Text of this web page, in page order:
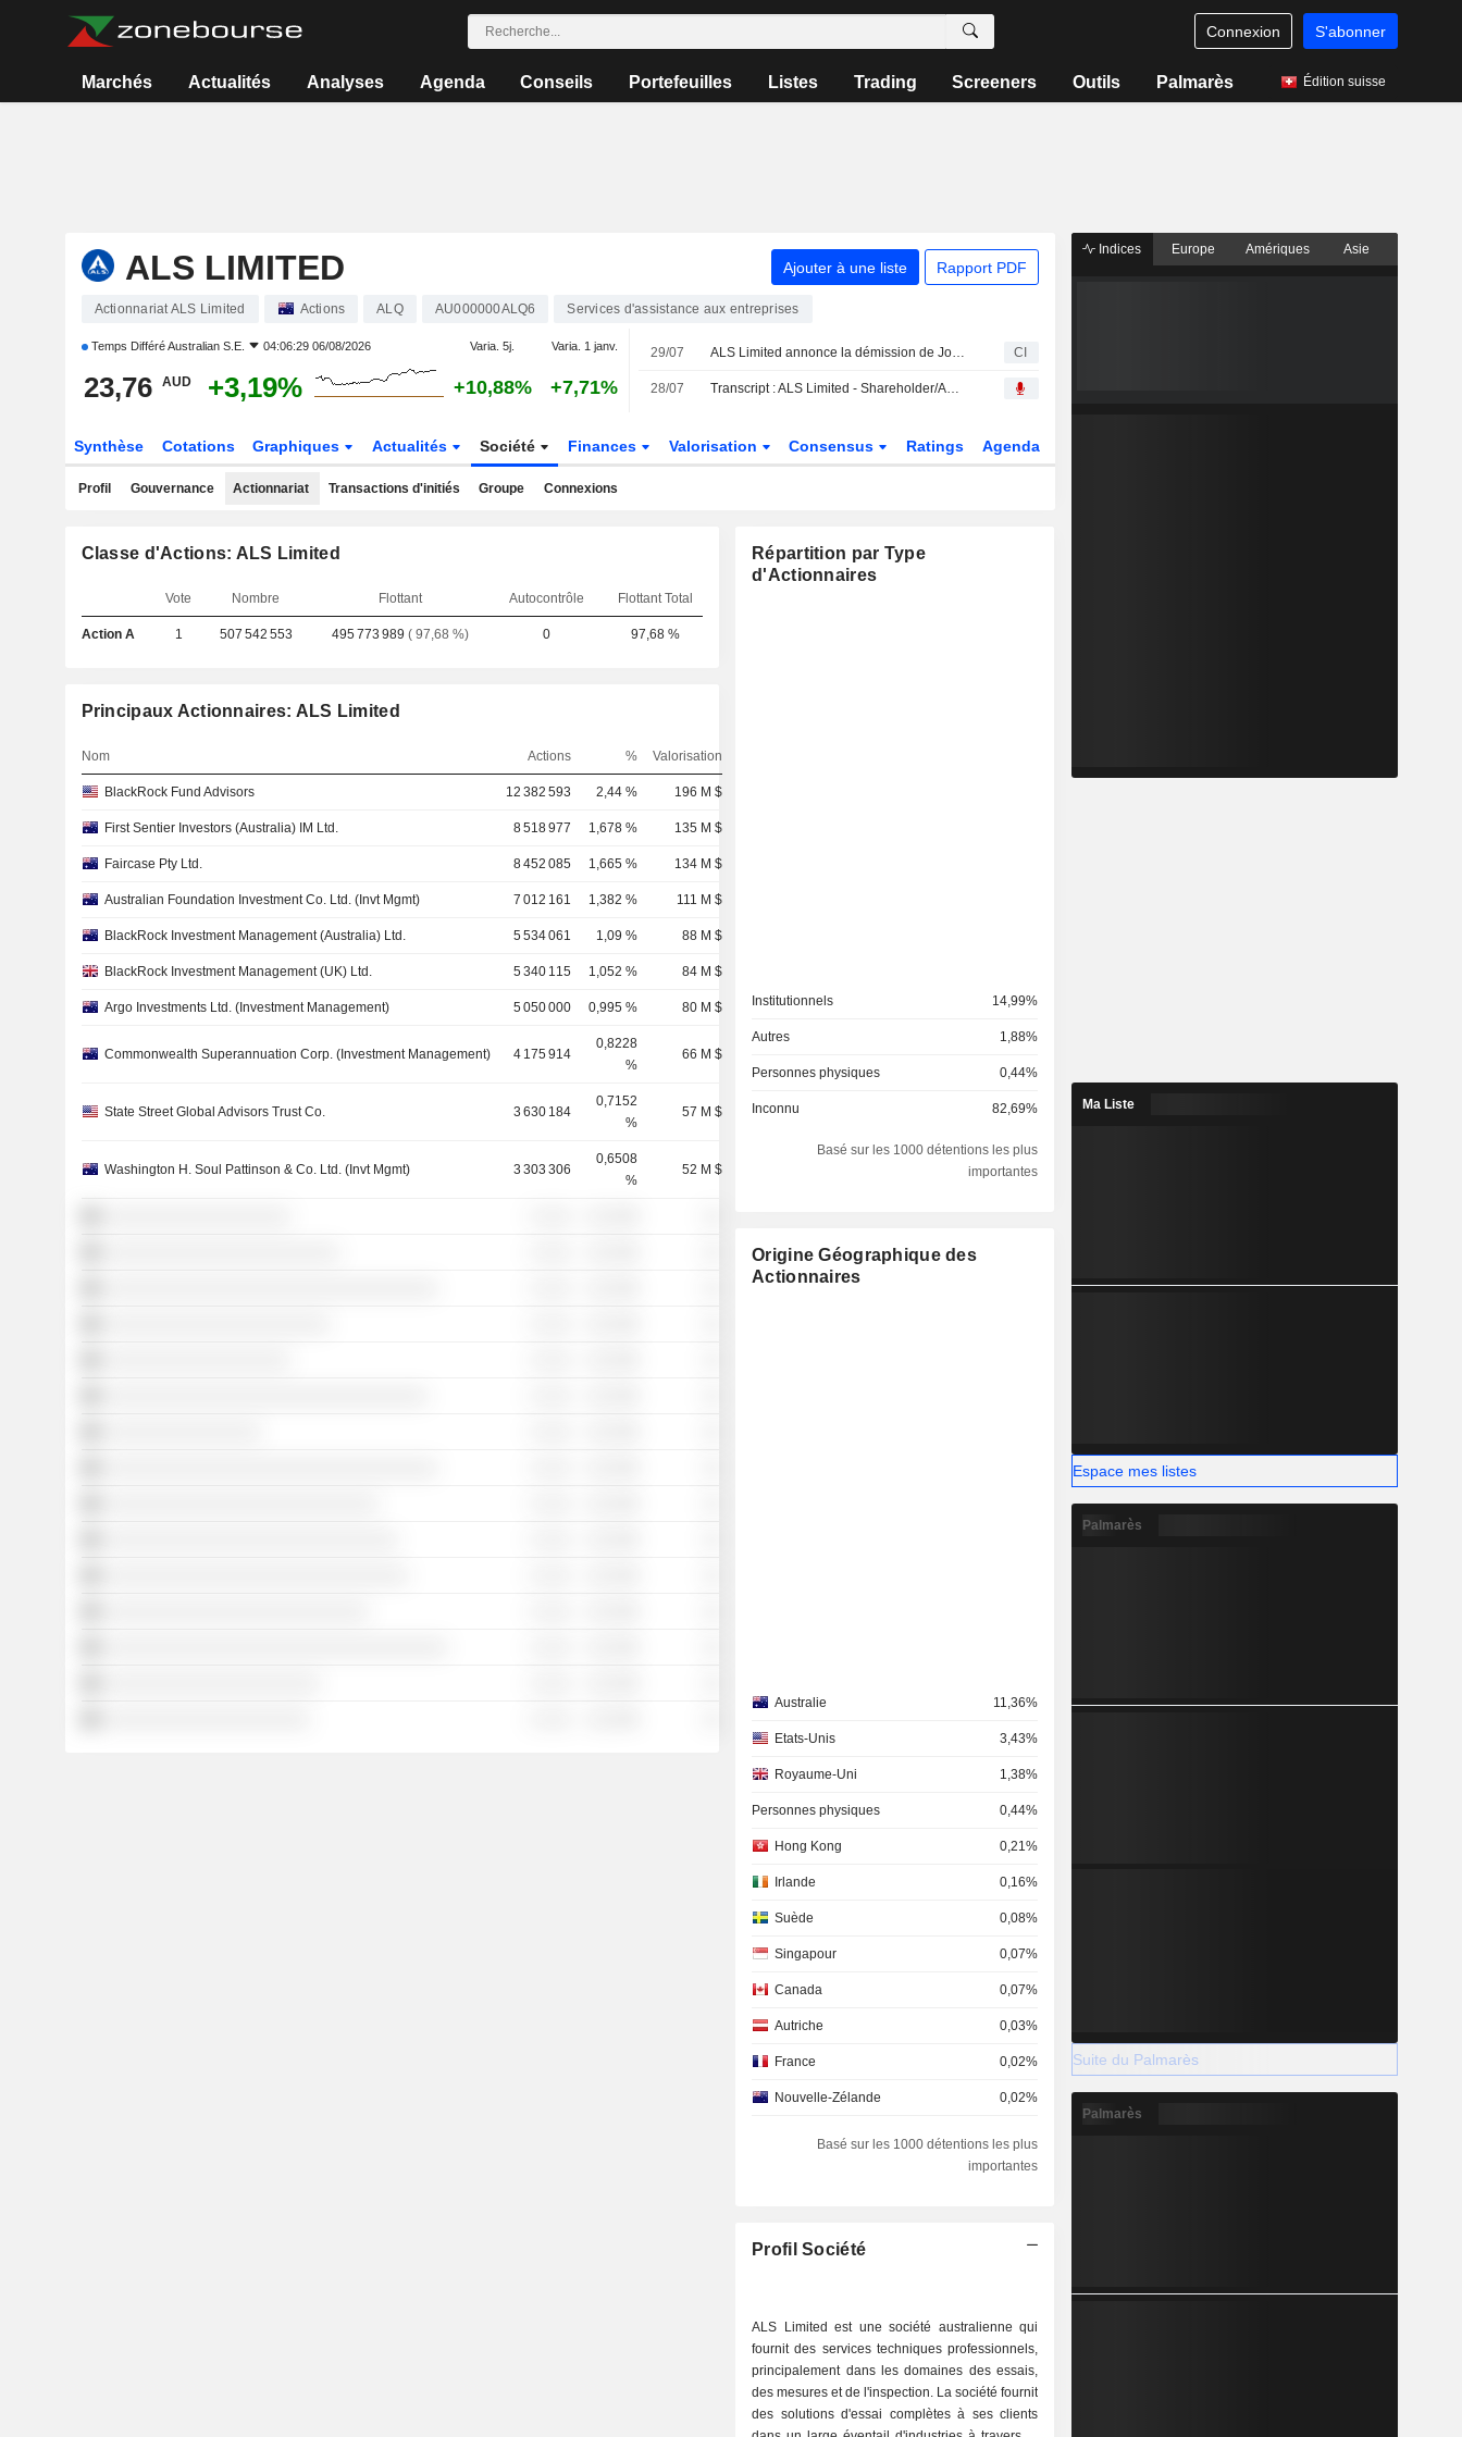
Connexion S'abonner
Marchés Actualités Analyses Agenda Conseils Portefeuilles Listes Trading Screeners Outils Palmarès Édition suisse
ALS LIMITED Ajouter à une liste Rapport PDF
Actionnariat ALS Limited Actions ALQ AU000000ALQ6 Services d'assistance aux entreprises
Temps DifféréAustralian S.E. 04:06:29 06/08/2026 Varia. 5j. Varia. 1 janv.
23,76 AUD +3,19% +10,88% +7,71%
29/07 ALS Limited annonce la démission de John Mulcahy, administrateur non exécutif de la société, avec effet au 28 juillet 2026 CI
28/07 Transcript : ALS Limited - Shareholder/Analyst Call
Synthèse Cotations Graphiques Actualités Société Finances Valorisation Consensus Ratings Agenda
Profil Gouvernance Actionnariat Transactions d'initiés Groupe Connexions
Classe d'Actions: ALS Limited
Vote Nombre Flottant Autocontrôle Flottant Total
Action A 1 507 542 553 495 773 989 ( 97,68 %) 0 97,68 %
Principaux Actionnaires: ALS Limited
Nom Actions % Valorisation
BlackRock Fund Advisors 12 382 593 2,44 % 196 M $
First Sentier Investors (Australia) IM Ltd. 8 518 977 1,678 % 135 M $
Faircase Pty Ltd. 8 452 085 1,665 % 134 M $
Australian Foundation Investment Co. Ltd. (Invt Mgmt) 7 012 161 1,382 % 111 M $
BlackRock Investment Management (Australia) Ltd. 5 534 061 1,09 % 88 M $
BlackRock Investment Management (UK) Ltd. 5 340 115 1,052 % 84 M $
Argo Investments Ltd. (Investment Management) 5 050 000 0,995 % 80 M $
Commonwealth Superannuation Corp. (Investment Management) 4 175 914
0,8228
%
66 M $
State Street Global Advisors Trust Co. 3 630 184
0,7152
%
57 M $
Washington H. Soul Pattinson & Co. Ltd. (Invt Mgmt) 3 303 306
0,6508
%
52 M $
Répartition par Type
d'Actionnaires
Institutionnels 14,99%
Autres 1,88%
Personnes physiques 0,44%
Inconnu 82,69%
Basé sur les 1000 détentions les plus
importantes
Origine Géographique des
Actionnaires
Australie 11,36%
Etats-Unis 3,43%
Royaume-Uni 1,38%
Personnes physiques 0,44%
Hong Kong 0,21%
Irlande 0,16%
Suède 0,08%
Singapour 0,07%
Canada 0,07%
Autriche 0,03%
France 0,02%
Nouvelle-Zélande 0,02%
0,01%
Basé sur les 1000 détentions les plus
importantes
Profil Société
ALS Limited est une société australienne qui
fournit des services techniques professionnels,
principalement dans les domaines des essais,
des mesures et de l'inspection. La société fournit
des solutions d'essai complètes à ses clients
Indices Europe Amériques Asie
Ma Liste
Espace mes listes
Palmarès
Suite du Palmarès
Palmarès